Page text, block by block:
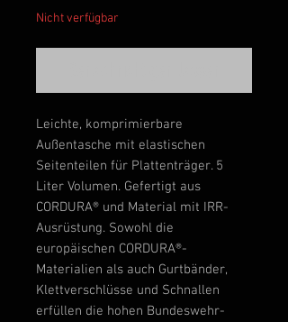
Nicht verfügbar
Leichte, komprimierbare
Außentasche mit elastischen
Seitenteilen für Plattenträger. 5
Liter Volumen. Gefertigt aus
CORDURA® und Material mit IRR-
Ausrüstung. Sowohl die
europäischen CORDURA®-
Materialien als auch Gurtbänder,
Klettverschlüsse und Schnallen
erfüllen die hohen Bundeswehr-